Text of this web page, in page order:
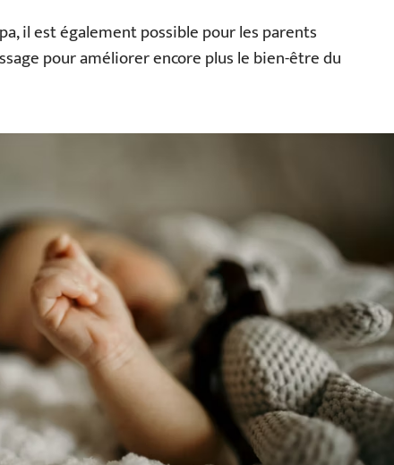
il est également possible pour les parents
pour améliorer encore plus le bien-être du